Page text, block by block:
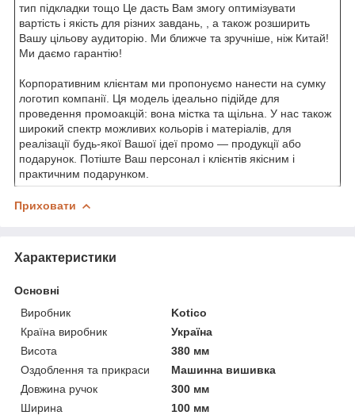
тип підкладки тощо Це дасть Вам змогу оптимізувати
вартість і якість для різних завдань, , а також розширить
Вашу цільову аудиторію. Ми ближче та зручніше, ніж Китай!
Ми даємо гарантію!
Корпоративним клієнтам ми пропонуємо нанести на сумку
логотип компанії. Ця модель ідеально підійде для
проведення промоакцій: вона містка та щільна. У нас також
широкий спектр можливих кольорів і матеріалів, для
реалізації будь-якої Вашої ідеї промо — продукції або
подарунок. Потіште Ваш персонал і клієнтів якісним і
практичним подарунком.
Приховати
Характеристики
Основні
Виробник
Kotico
Країна виробник
Україна
Висота
380 мм
Оздоблення та прикраси
Машинна вишивка
Довжина ручок
300 мм
Ширина
100 мм